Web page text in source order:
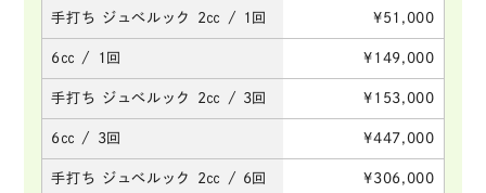
手打ち ジュべルック 2㏄ / 1回 ¥51,000
6㏄ / 1回 ¥149,000
手打ち ジュべルック 2㏄ / 3回 ¥153,000
6㏄ / 3回 ¥447,000
手打ち ジュべルック 2㏄ / 6回 ¥306,000